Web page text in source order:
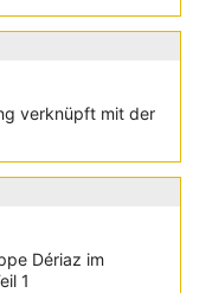
verknüpft mit der
Dériaz im
1